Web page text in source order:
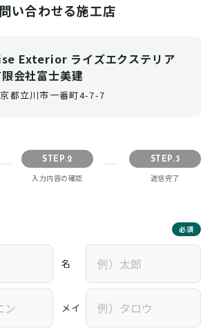
問い合わせる施工店
Exterior ライズエクステリア
会社富士美建
都立川市一番町4-7-7
STEP.2
入力内容の確認
STEP.3
送信完了
必須
名
メイ